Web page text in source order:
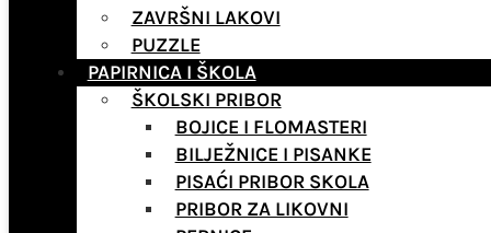
ZAVRŠNI LAKOVI
PUZZLE
PAPIRNICA I ŠKOLA
ŠKOLSKI PRIBOR
BOJICE I FLOMASTERI
BILJEŽNICE I PISANKE
PISAĆI PRIBOR SKOLA
PRIBOR ZA LIKOVNI